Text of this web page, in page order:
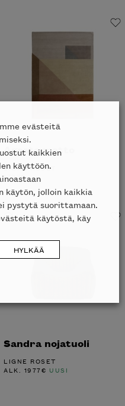
Agosto matto
LIGNE ROSET
1793€
Liikkeessä
Sandra nojatuoli
LIGNE ROSET
ALK. 1977€ UUSI
evästeitä
kaikkien
käyttöön.
jolloin kaikkia
pystytä suorittamaan.
käytöstä, käy
HYLKÄÄ